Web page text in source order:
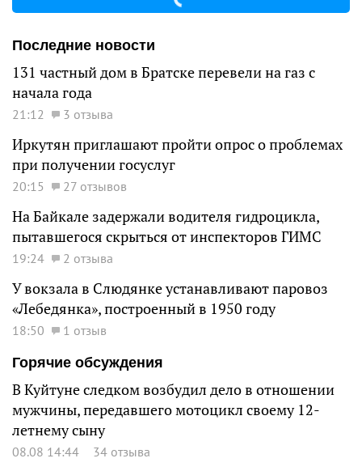
Последние новости
131 частный дом в Братске перевели на газ с
начала года
21:12 3 отзыва
Иркутян приглашают пройти опрос о проблемах
при получении госуслуг
20:15 27 отзывов
На Байкале задержали водителя гидроцикла,
пытавшегося скрыться от инспекторов ГИМС
19:24 2 отзыва
У вокзала в Слюдянке устанавливают паровоз
«Лебедянка», построенный в 1950 году
18:50
1 отзыв
Горячие обсуждения
В Куйтуне следком возбудил дело в отношении
мужчины, передавшего мотоцикл своему 12-
летнему сыну
08.08 14:44 34 отзыва